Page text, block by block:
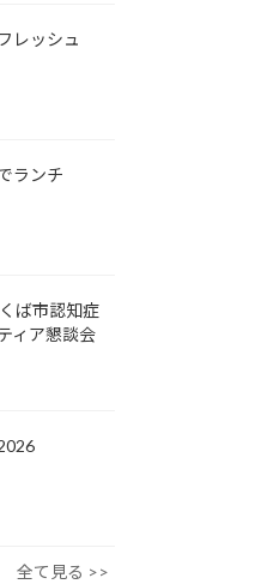
レッシュ
ランチ
ば市認知症
ィア懇談会
全て見る >>